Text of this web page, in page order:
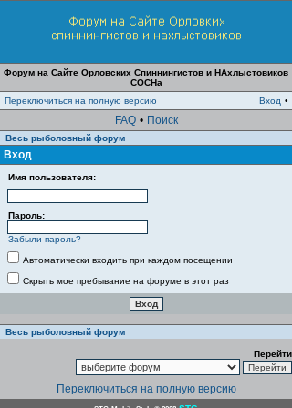
Форум на Сайте Орловских Спиннингистов и НАхлыстовиков
СОСНа
Переключиться на полную версию
Вход •
FAQ • Поиск
Весь рыболовный форум
Вход
Имя пользователя:
Пароль:
Забыли пароль?
Автоматически входить при каждом посещении
Скрыть мое пребывание на форуме в этот раз
Весь рыболовный форум
Перейти
Переключиться на полную версию